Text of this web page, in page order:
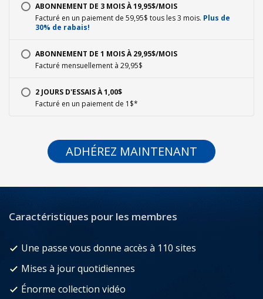
ABONNEMENT DE 3 MOIS À 19,95$/MOIS
Facturé en un paiement de 59,95$ tous les 3 mois. Plus de
30% de rabais!
ABONNEMENT DE 1 MOIS À 29,95$/MOIS
Facturé mensuellement à 29,95$
2 JOURS D'ESSAIS À 1,00$
Facturé en un paiement de 1$*
ADHÉREZ MAINTENANT
Caractéristiques pour les membres
Une passe vous donne accès à 110 sites
Mises à jour quotidiennes
Énorme collection vidéo